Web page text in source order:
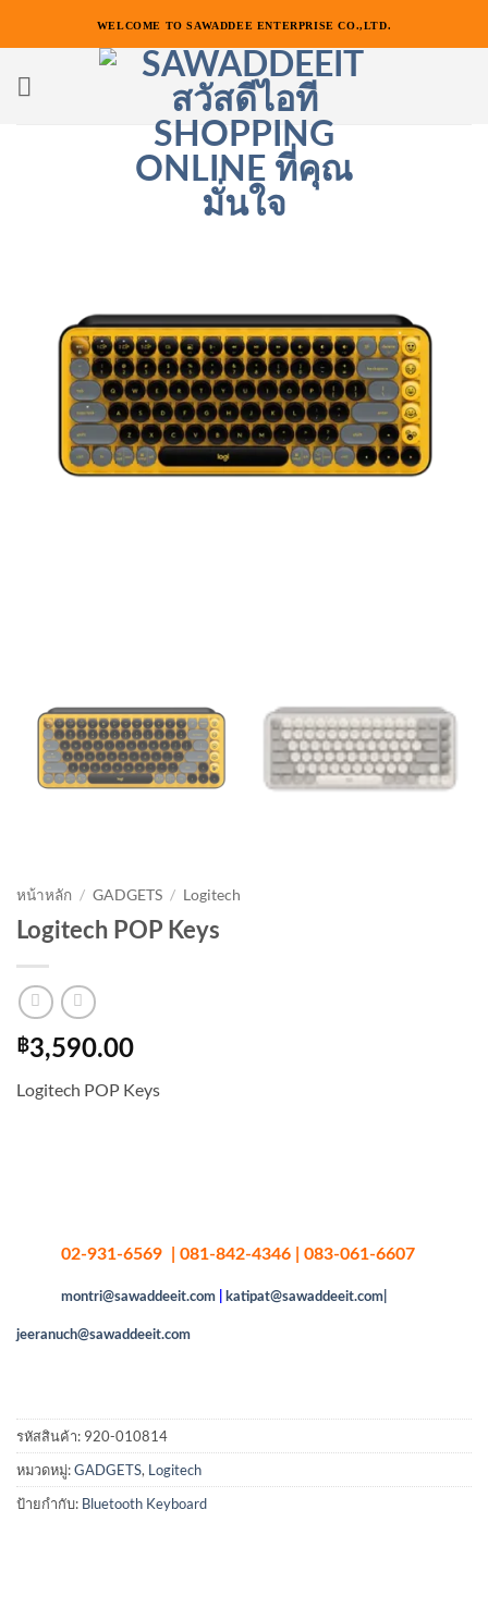
เนื้อหา
WELCOME TO SAWADDEE ENTERPRISE CO.,LTD.
หน้าหลัก / GADGETS / Logitech
Logitech POP Keys
฿3,590.00
Logitech POP Keys
02-931-6569 | 081-842-4346 | 083-061-6607
montri@sawaddeeit.com katipat@sawaddeeit.com|
jeeranuch@sawaddeeit.com
รหัสสินค้า: 920-010814
หมวดหมู่:GADGETS, Logitech
ป้ายกำกับ: Bluetooth Keyboard